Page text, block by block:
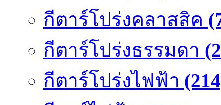
กีตาร์โปร่งคลาสสิค
กีตาร์โปร่งธรรมดา
กีตาร์โปร่งไฟฟ้า